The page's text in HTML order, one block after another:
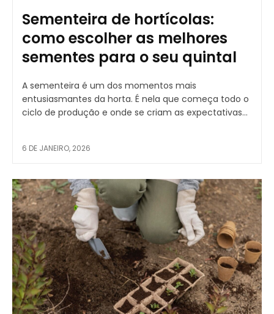
Sementeira de hortícolas:
como escolher as melhores
sementes para o seu quintal
A sementeira é um dos momentos mais
entusiasmantes da horta. É nela que começa todo o
ciclo de produção e onde se criam as expectativas...
6 DE JANEIRO, 2026